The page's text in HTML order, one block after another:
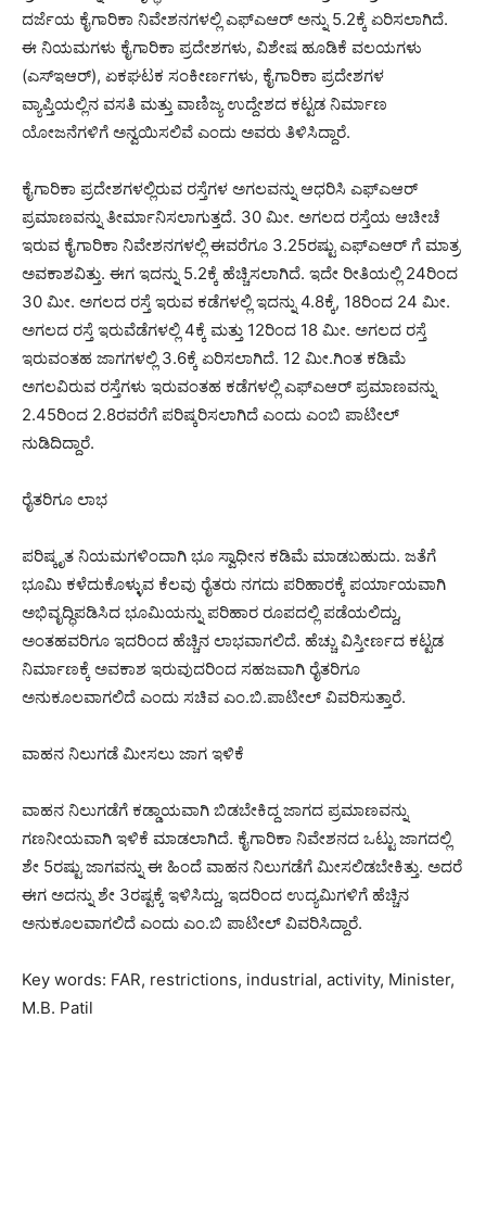
ದರ್ಜೆಯ ಕೈಗಾರಿಕಾ ನಿವೇಶನಗಳಲ್ಲಿ ಎಫ್ಎಆರ್ ಅನ್ನು 5.2ಕ್ಕೆ ಏರಿಸಲಾಗಿದೆ.
ಈ ನಿಯಮಗಳು ಕೈಗಾರಿಕಾ ಪ್ರದೇಶಗಳು, ವಿಶೇಷ ಹೂಡಿಕೆ ವಲಯಗಳು
(ಎಸ್ಇಆರ್), ಏಕಘಟಕ ಸಂಕೀರ್ಣಗಳು, ಕೈಗಾರಿಕಾ ಪ್ರದೇಶಗಳ
ವ್ಯಾಪ್ತಿಯಲ್ಲಿನ ವಸತಿ ಮತ್ತು ವಾಣಿಜ್ಯ ಉದ್ದೇಶದ ಕಟ್ಟಡ ನಿರ್ಮಾಣ
ಯೋಜನೆಗಳಿಗೆ ಅನ್ವಯಿಸಲಿವೆ ಎಂದು ಅವರು ತಿಳಿಸಿದ್ದಾರೆ.
ಕೈಗಾರಿಕಾ ಪ್ರದೇಶಗಳಲ್ಲಿರುವ ರಸ್ತೆಗಳ ಅಗಲವನ್ನು ಆಧರಿಸಿ ಎಫ್ಎಆರ್
ಪ್ರಮಾಣವನ್ನು ತೀರ್ಮಾನಿಸಲಾಗುತ್ತದೆ. 30 ಮೀ. ಅಗಲದ ರಸ್ತೆಯ ಆಚೀಚೆ
ಇರುವ ಕೈಗಾರಿಕಾ ನಿವೇಶನಗಳಲ್ಲಿ ಈವರೆಗೂ 3.25ರಷ್ಟು ಎಫ್ಎಆರ್ ಗೆ ಮಾತ್ರ
ಅವಕಾಶವಿತ್ತು. ಈಗ ಇದನ್ನು 5.2ಕ್ಕೆ ಹೆಚ್ಚಿಸಲಾಗಿದೆ. ಇದೇ ರೀತಿಯಲ್ಲಿ 24ರಿಂದ
30 ಮೀ. ಅಗಲದ ರಸ್ತೆ ಇರುವ ಕಡೆಗಳಲ್ಲಿ ಇದನ್ನು 4.8ಕ್ಕೆ, 18ರಿಂದ 24 ಮೀ.
ಅಗಲದ ರಸ್ತೆ ಇರುವೆಡೆಗಳಲ್ಲಿ 4ಕ್ಕೆ ಮತ್ತು 12ರಿಂದ 18 ಮೀ. ಅಗಲದ ರಸ್ತೆ
ಇರುವಂತಹ ಜಾಗಗಳಲ್ಲಿ 3.6ಕ್ಕೆ ಏರಿಸಲಾಗಿದೆ. 12 ಮೀ.ಗಿಂತ ಕಡಿಮೆ
ಅಗಲವಿರುವ ರಸ್ತೆಗಳು ಇರುವಂತಹ ಕಡೆಗಳಲ್ಲಿ ಎಫ್ಎಆರ್ ಪ್ರಮಾಣವನ್ನು
2.45ರಿಂದ 2.8ರವರೆಗೆ ಪರಿಷ್ಕರಿಸಲಾಗಿದೆ ಎಂದು ಎಂಬಿ ಪಾಟೀಲ್
ನುಡಿದಿದ್ದಾರೆ.
ರೈತರಿಗೂ ಲಾಭ
ಪರಿಷ್ಕೃತ ನಿಯಮಗಳಿಂದಾಗಿ ಭೂ ಸ್ವಾಧೀನ ಕಡಿಮೆ ಮಾಡಬಹುದು. ಜತೆಗೆ
ಭೂಮಿ ಕಳೆದುಕೊಳ್ಳುವ ಕೆಲವು ರೈತರು ನಗದು ಪರಿಹಾರಕ್ಕೆ ಪರ್ಯಾಯವಾಗಿ
ಅಭಿವೃದ್ಧಿಪಡಿಸಿದ ಭೂಮಿಯನ್ನು ಪರಿಹಾರ ರೂಪದಲ್ಲಿ ಪಡೆಯಲಿದ್ದು,
ಅಂತಹವರಿಗೂ ಇದರಿಂದ ಹೆಚ್ಚಿನ ಲಾಭವಾಗಲಿದೆ. ಹೆಚ್ಚು ವಿಸ್ತೀರ್ಣದ ಕಟ್ಟಡ
ನಿರ್ಮಾಣಕ್ಕೆ ಅವಕಾಶ ಇರುವುದರಿಂದ ಸಹಜವಾಗಿ ರೈತರಿಗೂ
ಅನುಕೂಲವಾಗಲಿದೆ ಎಂದು ಸಚಿವ ಎಂ.ಬಿ.ಪಾಟೀಲ್ ವಿವರಿಸುತ್ತಾರೆ.
ವಾಹನ‌ ನಿಲುಗಡೆ ಮೀಸಲು ಜಾಗ ಇಳಿಕೆ
ವಾಹನ ನಿಲುಗಡೆಗೆ ಕಡ್ಡಾಯವಾಗಿ ಬಿಡಬೇಕಿದ್ದ ಜಾಗದ ಪ್ರಮಾಣವನ್ನು
ಗಣನೀಯವಾಗಿ ಇಳಿಕೆ ಮಾಡಲಾಗಿದೆ. ಕೈಗಾರಿಕಾ ನಿವೇಶನದ ಒಟ್ಟು ಜಾಗದಲ್ಲಿ
ಶೇ 5ರಷ್ಟು ಜಾಗವನ್ನು ಈ ಹಿಂದೆ ವಾಹನ ನಿಲುಗಡೆಗೆ ಮೀಸಲಿಡಬೇಕಿತ್ತು. ಅದರೆ
ಈಗ ಅದನ್ನು ಶೇ 3ರಷ್ಟಕ್ಕೆ ಇಳಿಸಿದ್ದು, ಇದರಿಂದ ಉದ್ಯಮಿಗಳಿಗೆ ಹೆಚ್ಚಿನ
ಅನುಕೂಲವಾಗಲಿದೆ ಎಂದು ಎಂ.ಬಿ ಪಾಟೀಲ್ ವಿವರಿಸಿದ್ದಾರೆ.
Key words: FAR, restrictions, industrial, activity, Minister,
M.B. Patil